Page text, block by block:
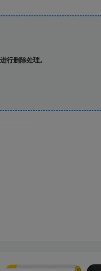
进行删除处理。